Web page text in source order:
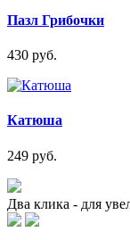
Пазл Грибочки
430 руб.
Катюша
249 руб.
Два клика - для